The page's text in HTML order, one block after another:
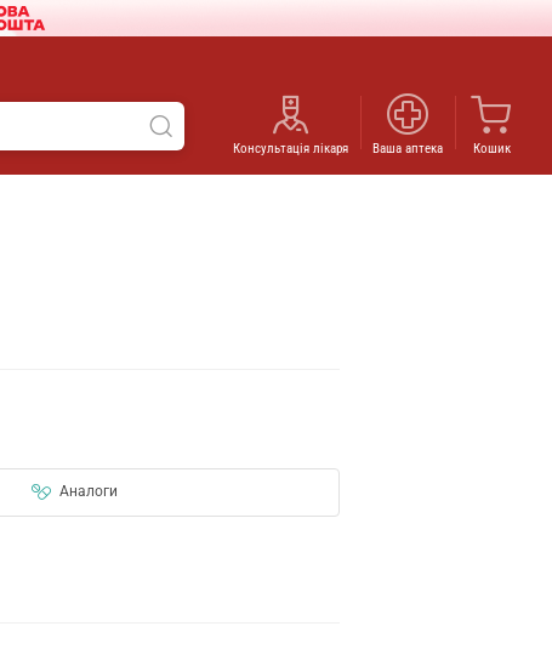
Консультація лікаря Ваша аптека Кошик
Аналоги